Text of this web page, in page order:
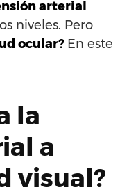
arterial
niveles. Pero
ocular? En este
la
a
visual?